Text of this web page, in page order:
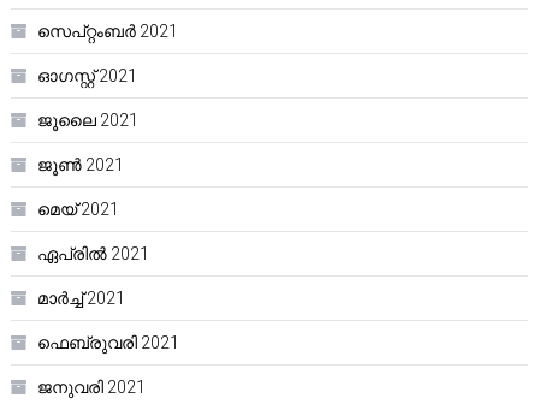
സെപ്റ്റംബർ 2021
ഓഗസ്റ്റ്‌ 2021
ജൂലൈ 2021
ജൂൺ 2021
മെയ്‌ 2021
ഏപ്രിൽ 2021
മാർച്ച്‌ 2021
ഫെബ്രുവരി 2021
ജനുവരി 2021